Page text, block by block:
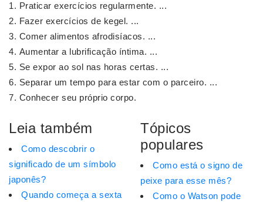
Praticar exercícios regularmente. ...
Fazer exercícios de kegel. ...
Comer alimentos afrodisíacos. ...
Aumentar a lubrificação íntima. ...
Se expor ao sol nas horas certas. ...
Separar um tempo para estar com o parceiro. ...
Conhecer seu próprio corpo.
Leia também
Como descobrir o
significado de um símbolo
japonês?
Quando começa a sexta
Tópicos
populares
Como está o signo de
peixe para esse mês?
Como o Watson pode